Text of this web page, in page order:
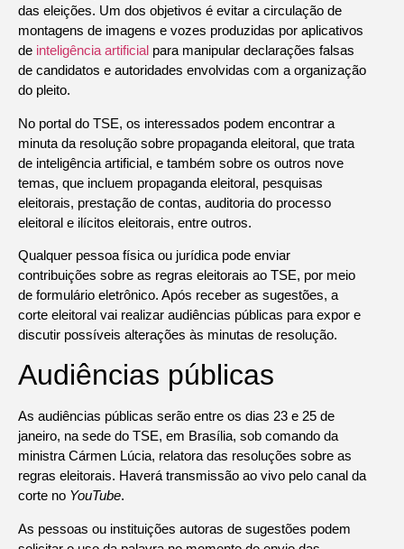
das eleições. Um dos objetivos é evitar a circulação de
montagens de imagens e vozes produzidas por aplicativos
de inteligência artificial para manipular declarações falsas
de candidatos e autoridades envolvidas com a organização
do pleito.
No portal do TSE, os interessados podem encontrar a
minuta da resolução sobre propaganda eleitoral, que trata
de inteligência artificial, e também sobre os outros nove
temas, que incluem propaganda eleitoral, pesquisas
eleitorais, prestação de contas, auditoria do processo
eleitoral e ilícitos eleitorais, entre outros.
Qualquer pessoa física ou jurídica pode enviar
contribuições sobre as regras eleitorais ao TSE, por meio
de formulário eletrônico. Após receber as sugestões, a
corte eleitoral vai realizar audiências públicas para expor e
discutir possíveis alterações às minutas de resolução.
Audiências públicas
As audiências públicas serão entre os dias 23 e 25 de
janeiro, na sede do TSE, em Brasília, sob comando da
ministra Cármen Lúcia, relatora das resoluções sobre as
regras eleitorais. Haverá transmissão ao vivo pelo canal da
corte no YouTube.
As pessoas ou instituições autoras de sugestões podem